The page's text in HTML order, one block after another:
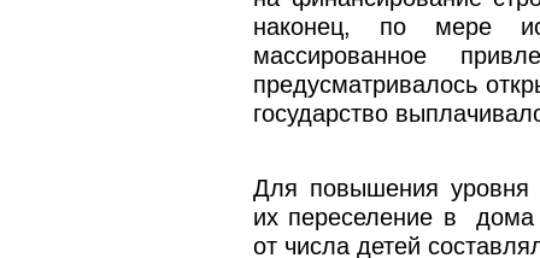
наконец, по мере
массированное
предусматривалось
государство
Для повышения уровня
их переселение в дома
от числа детей